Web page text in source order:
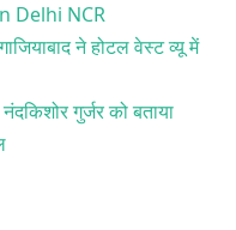
Delhi NCR
ने होटल वेस्ट व्यू में
गुर्जर को बताया